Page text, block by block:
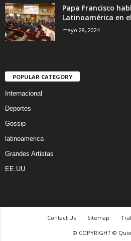
Papa Francisco
Latinoamérica en
mayo 28, 2024
POPULAR CATEGORY
Internacional
Deportes
Gossip
latinoamerica
Grandes Artistas
EE.UU
Contact Us Sitemap
© COPYRIGHT ©